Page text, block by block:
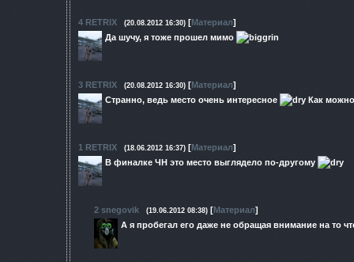
4 RETRIX (20.08.2012 16:30) [Материал]
Да шучу, я тоже прошел мимо
3 RETRIX (20.08.2012 16:30) [Материал]
Странно, ведь место очень интересное
Как
1 RETRIX (18.06.2012 16:37) [Материал]
В финалке ЧН это место выглядело по-другому
2 snegovik (19.06.2012 08:38) [Материал]
А я пробегал его даже не обращая внимание на то